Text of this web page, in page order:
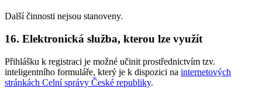
Další činnosti nejsou stanoveny.
16. Elektronická služba, kterou lze využít
Přihlášku k registraci je možné učinit prostřednictvím tzv.
inteligentního formuláře, který je k dispozici na internetových
stránkách Celní správy České republiky.